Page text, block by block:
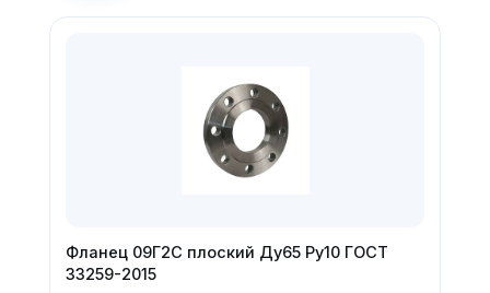
Фланец 09Г2С плоский Ду65 Ру10 ГОСТ
33259-2015